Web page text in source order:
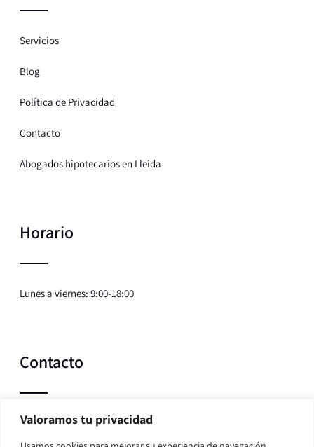
Valoramos tu privacidad
Servicios
Blog
Política de Privacidad
Contacto
Abogados hipotecarios en Lleida
Horario
Lunes a viernes: 9:00-18:00
Contacto
Teléfono:635 107 352